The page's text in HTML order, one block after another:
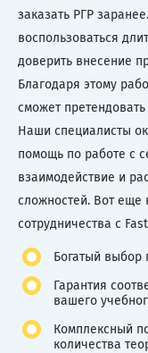
заказать РГР
воспользоваться
доверить внесение
Благодаря этому
сможет
Наши специалисты
помощь по работе с
взаимодействие и
сложностей. Вот еще
сотрудничества с
Богатый выбор
Гарантия
вашего
Комплексный
количества